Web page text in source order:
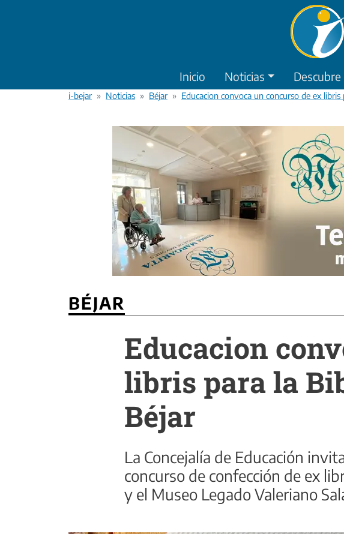
Inicio Noticias
i-bejar Noticias Béjar Educacion convoca un concurso de ex
BÉJAR
Educacion
libris para la
Béjar
La Concejalía de Educación
concurso de confección de ex
y el Museo Legado Valeriano